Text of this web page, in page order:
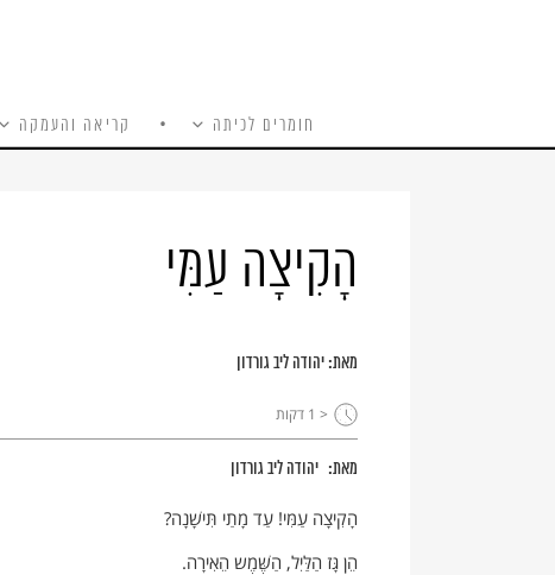
חומרים לכיתה קריאה והעמקה
הָקִיצָה עַמִּי
מאת:יהודה ליב גורדון
< 1 דקות
מאת: יהודה ליב גורדון
הָקִיצָה עַמִּי! עַד מָתַי תִּישָׁנָה?
הֵן גָּז הַלַּיִל, הַשֶּׁמֶש הֵאִירָה.